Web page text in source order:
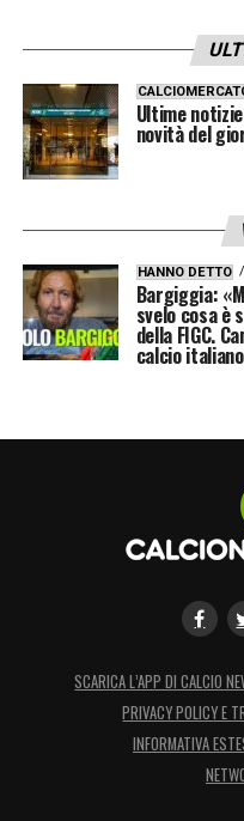
Ultime
novità del
HANNO DETTO
Bargiggia:
svelo cosa è
della FIGC.
calcio
SCARICA L’APP DI CALCIO
PRIVACY POLICY E
INFORMATIVA